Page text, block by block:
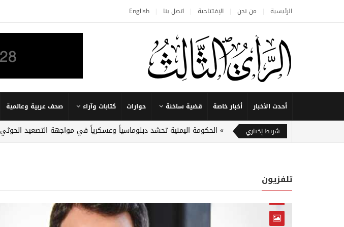
الرئيسية من نحن الإفتتاحية اتصل بنا English
أحدث الأخبار أخبار خاصة قضية ساخنة حوارات كتابات وآراء صحف عربية وعالمية
شريط إخباري الحكومة اليمنية تحشد دبلوماسياً وعسكرياً في مواجهة التصعيد الحوثي
تلفزيون